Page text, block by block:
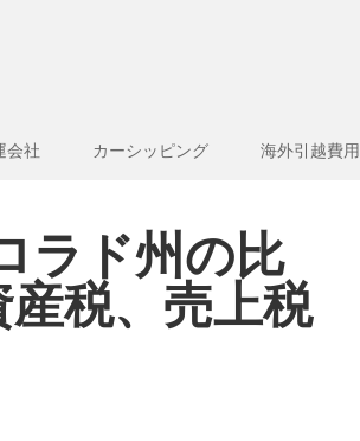
会社 カーシッピング 海外引越費用
ラド州の比
税、売上税